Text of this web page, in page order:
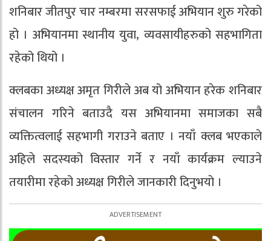
शनिबार जीतपुर चार नम्बरमा सरसफाई अभियान शुरु गरेको
हो । अभियानमा स्थानीय युवा, व्यवसायीहरुको सहभागिता
रहेको थियो ।
क्लबका अध्यक्ष अमृत गिरीले अब यो अभियान हरेक शनिबार
संचालन गरिने बताउदै यस अभियानमा समाजका सबै
व्यक्तित्वलाई सहभागी गराउने बताए । नयाँ क्लब भएकाले
अहिले सदस्यको विस्तार गर्ने र नयाँ कार्यक्रम ल्याउने
तयारीमा रहेको अध्यक्ष गिरीले जानकारी दिनुभयाे ।